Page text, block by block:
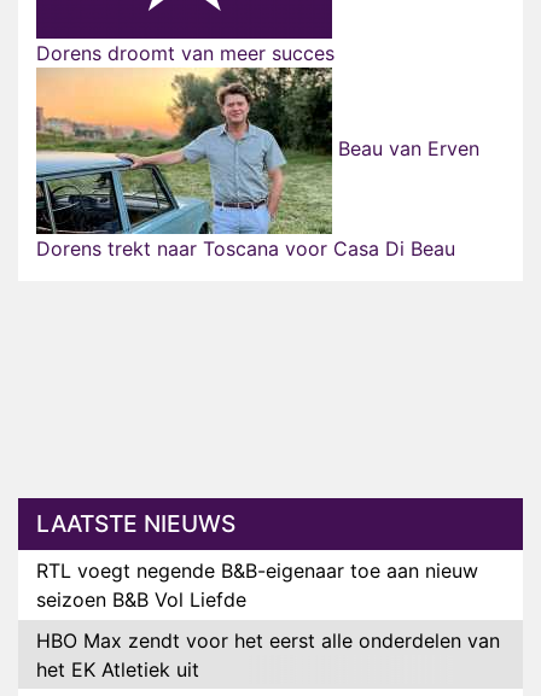
Dorens droomt van meer succes
Beau van Erven
Dorens trekt naar Toscana voor Casa Di Beau
LAATSTE NIEUWS
RTL voegt negende B&B-eigenaar toe aan nieuw
seizoen B&B Vol Liefde
HBO Max zendt voor het eerst alle onderdelen van
het EK Atletiek uit